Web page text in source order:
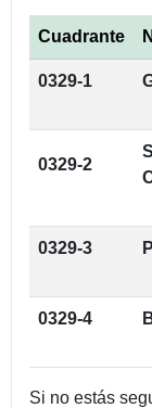
Cuadrante
0329-1
0329-2
0329-3
0329-4
Si no estás